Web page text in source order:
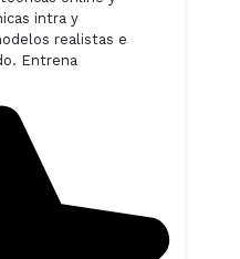
intra y
realistas e
Entrena